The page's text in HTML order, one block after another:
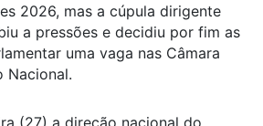
2026, mas a cúpula dirigente
a pressões e decidiu por fim as
uma vaga nas Câmara
Nacional.
(27) a direção nacional do